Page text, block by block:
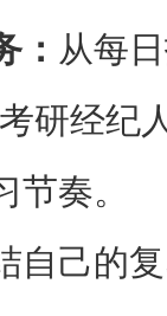
： 从每
研经纪
奏。
自己的